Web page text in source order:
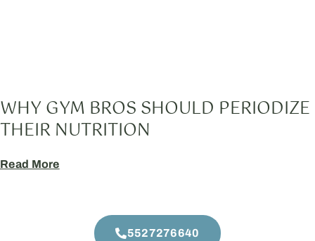
WHY GYM BROS SHOULD PERIODIZE
THEIR NUTRITION
Read More
5527276640